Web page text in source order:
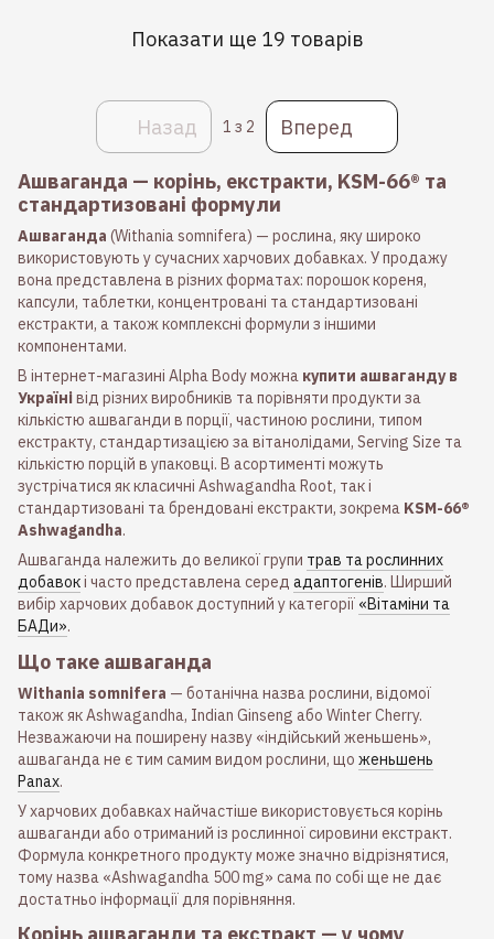
Показати ще 19 товарів
Назад 1 з 2 Вперед
Ашваганда — корінь, екстракти, KSM-66® та
стандартизовані формули
Ашваганда (Withania somnifera) — рослина, яку широко
використовують у сучасних харчових добавках. У продажу
вона представлена в різних форматах: порошок кореня,
капсули, таблетки, концентровані та стандартизовані
екстракти, а також комплексні формули з іншими
компонентами.
В інтернет-магазині Alpha Body можна купити ашваганду в
Українівід різних виробників та порівняти продукти за
кількістю ашваганди в порції, частиною рослини, типом
екстракту, стандартизацією за вітанолідами, Serving Size та
кількістю порцій в упаковці. В асортименті можуть
зустрічатися як класичні Ashwagandha Root, так і
стандартизовані та брендовані екстракти, зокрема KSM-66®
Ashwagandha.
Ашваганда належить до великої групи трав та рослинних
добавокі часто представлена серед адаптогенів. Ширший
вибір харчових добавок доступний у категорії «Вітаміни та
БАДи».
Що таке ашваганда
Withania somnifera — ботанічна назва рослини, відомої
також як Ashwagandha, Indian Ginseng або Winter Cherry.
Незважаючи на поширену назву «індійський женьшень»,
ашваганда не є тим самим видом рослини, що женьшень
Panax.
У харчових добавках найчастіше використовується корінь
ашваганди або отриманий із рослинної сировини екстракт.
Формула конкретного продукту може значно відрізнятися,
тому назва «Ashwagandha 500 mg» сама по собі ще не дає
достатньо інформації для порівняння.